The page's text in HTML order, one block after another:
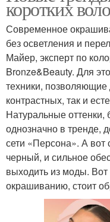
коротких
Современное
без осветления и
Майер, эксперт по
Bronze&Beauty. Для
техники, позволяющие
контрастных, так и
Натуральные
однозначно в тренде,
сети «Персона». А вот
черный, и сильное
выходить из моды. Вот
окрашиванию, стоит